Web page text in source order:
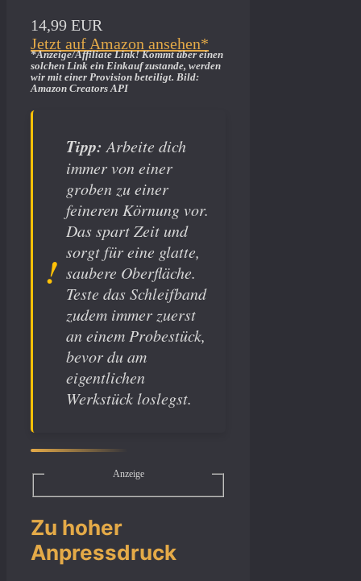
14,99 EUR
Jetzt auf Amazon ansehen*
*Anzeige/Affiliate Link! Kommt über einen
solchen Link ein Einkauf zustande, werden
wir mit­ einer Provision beteiligt. Bild:
Amazon Creators API
Tipp: Arbeite dich
immer von einer
groben zu einer
feineren Körnung vor.
Das spart Zeit und
sorgt für eine glatte,
saubere Oberfläche.
Teste das Schleifband
zudem immer zuerst
an einem Probestück,
bevor du am
eigentlichen
Werkstück loslegst.
Anzeige
Zu hoher
Anpressdruck